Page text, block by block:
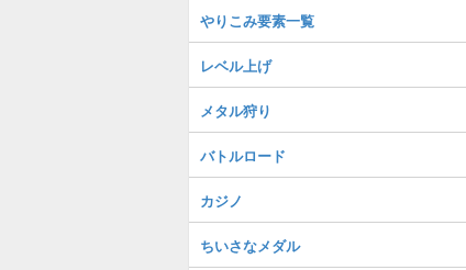
やりこみ要素一覧
レベル上げ
メタル狩り
バトルロード
カジノ
ちいさなメダル